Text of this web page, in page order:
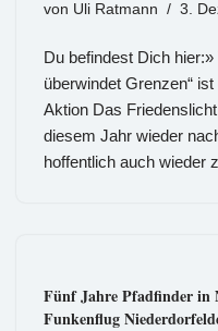
von Uli Ratmann 3.
Du befindest Dich
überwindet Grenzen“
Aktion Das
diesem Jahr wieder
hoffentlich auch wieder
Fünf Jahre Pfadfinder in
Funkenflug